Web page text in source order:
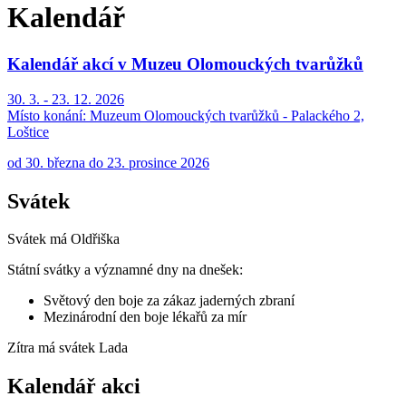
Kalendář
Kalendář akcí v Muzeu Olomouckých tvarůžků
30. 3. - 23. 12. 2026
Místo konání: Muzeum Olomouckých tvarůžků - Palackého 2,
Loštice
od 30. března do 23. prosince 2026
Svátek
Svátek má Oldřiška
Státní svátky a významné dny na dnešek:
Světový den boje za zákaz jaderných zbraní
Mezinárodní den boje lékařů za mír
Zítra má svátek Lada
Kalendář akci